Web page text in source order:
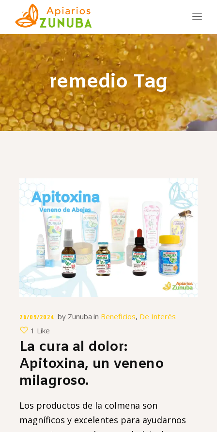
remedio Tag
26/09/2024 by Zunuba in Beneficios, De Interés
1 Like
La cura al dolor:
Apitoxina, un veneno
milagroso.
Los productos de la colmena son
magníficos y excelentes para ayudarnos